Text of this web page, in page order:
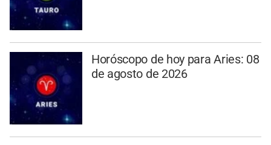
Horóscopo de hoy para Aries: 08
de agosto de 2026